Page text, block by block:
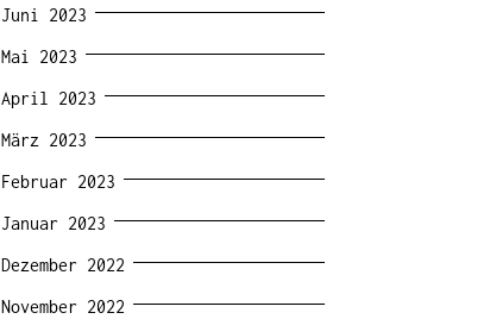
Juni 2023
Mai 2023
April 2023
März 2023
Februar 2023
Januar 2023
Dezember 2022
November 2022